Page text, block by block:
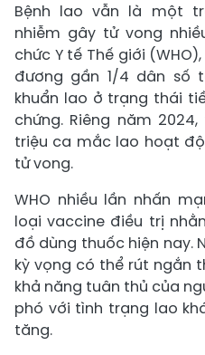
Bệnh lao vẫn là một
nhiễm gây tử vong
chức Y tế Thế giới
đương gần 1/4 dân số
khuẩn lao ở trạng thái
chứng. Riêng năm
triệu ca mắc lao hoạt
tử vong.
WHO nhiều lần nhấn
loại vaccine điều trị
đồ dùng thuốc hiện nay.
kỳ vọng có thể rút ngắn
khả năng tuân thủ của
phó với tình trạng lao
tăng.